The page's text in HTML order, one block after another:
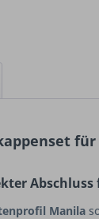
Abschluss
Manila